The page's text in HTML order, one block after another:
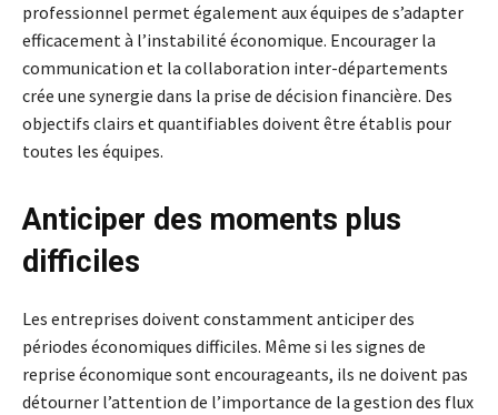
professionnel permet également aux équipes de s’adapter
efficacement à l’instabilité économique. Encourager la
communication et la collaboration inter-départements
crée une synergie dans la prise de décision financière. Des
objectifs clairs et quantifiables doivent être établis pour
toutes les équipes.
Anticiper des moments plus
difficiles
Les entreprises doivent constamment anticiper des
périodes économiques difficiles. Même si les signes de
reprise économique sont encourageants, ils ne doivent pas
détourner l’attention de l’importance de la gestion des flux